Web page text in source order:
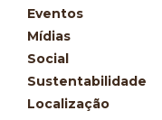
Eventos
Mídias
Social
Sustentabilidade
Localização